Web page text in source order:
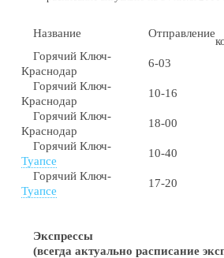
Название Отправление
Горячий Ключ-
Краснодар
6-03
Горячий Ключ-
Краснодар
10-16
Горячий Ключ-
Краснодар
18-00
Горячий Ключ-
Туапсе
10-40
Горячий Ключ-
Туапсе
17-20
Экспрессы
(всегда актуально расписание